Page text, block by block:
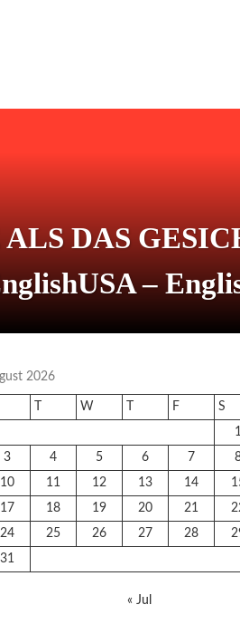
DAS
–
2026
W F S
3
4 5 6 7
10
11 12 13 14
17
18 19 20 21
24
25 26 27 28
31
« Jul